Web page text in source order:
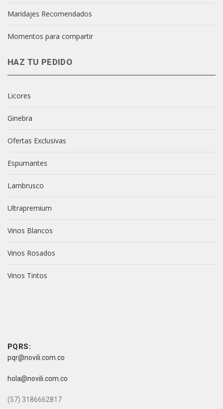
Maridajes Recomendados
Momentos para compartir
HAZ TU PEDIDO
Licores
Ginebra
Ofertas Exclusivas
Espumantes
Lambrusco
Ultrapremium
Vinos Blancos
Vinos Rosados
Vinos Tintos
PQRS:
pqr@novili.com.co
hola@novili.com.co
(57) 3186662817